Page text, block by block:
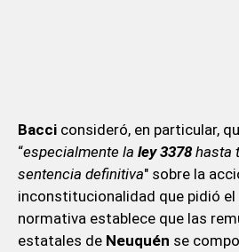
Bacci consideró, en particular,
“especialmente la ley 3378 hasta
sentencia definitiva" sobre la
inconstitucionalidad que pidió el
normativa establece que las
estatales de Neuquén se